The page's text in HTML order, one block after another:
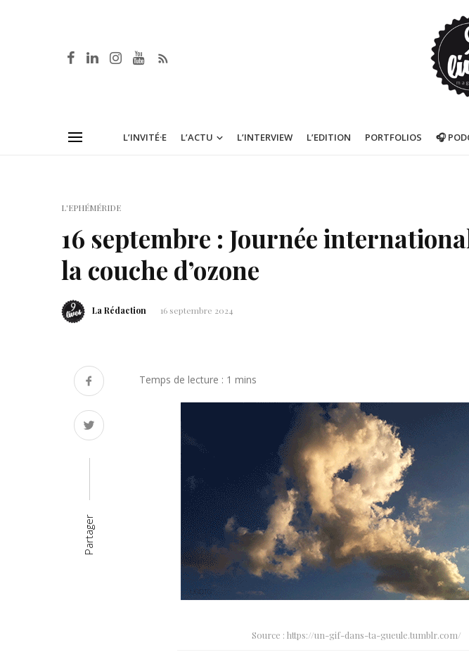
L’INVITÉ·E L’ACTU L’INTERVIEW L’EDITION PORTFOLIOS 🎧
L'EPHÉMÉRIDE
16 septembre : Journée
la couche d’ozone
La Rédaction 16 septembre 2024
Partager
Source : https://un-gif-dans-ta-gueule.tumblr.com/
Né un 2 juillet : André Kertész